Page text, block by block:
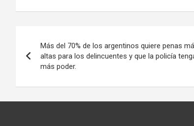
de
entradas
Más del 70% de los argentinos quiere penas
altas para los delincuentes y que la policía
más poder.